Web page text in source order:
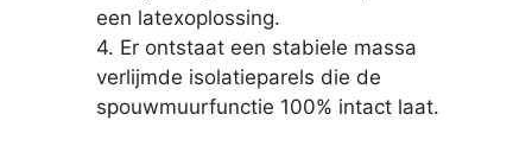
een latexoplossing.
4. Er ontstaat een stabiele massa
verlijmde isolatieparels die de
spouwmuurfunctie 100% intact laat.